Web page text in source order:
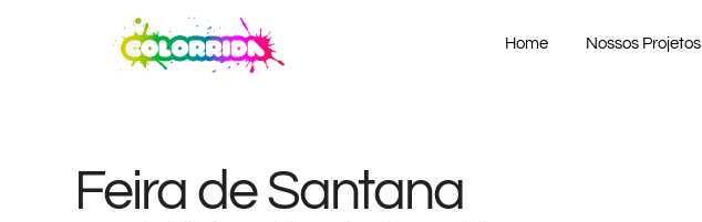
Home Nossos Projetos
Feira de Santana